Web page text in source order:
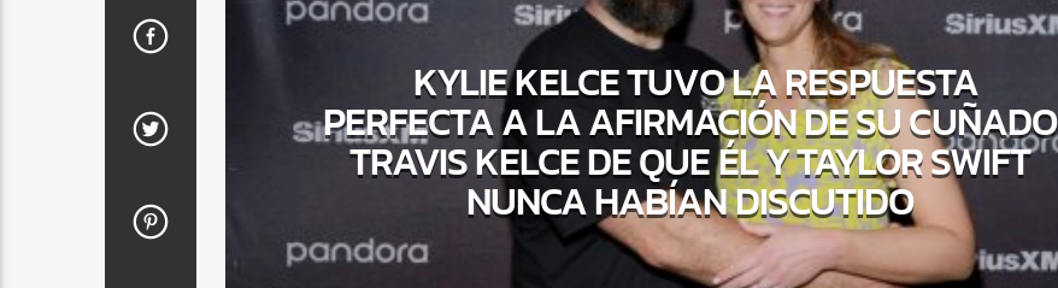
KYLIE KELCE TUVO LA RESPUESTA
PERFECTA A LA AFIRMACIÓN DE SU CUÑADO
TRAVIS KELCE DE QUE ÉL Y TAYLOR SWIFT
NUNCA HABÍAN DISCUTIDO